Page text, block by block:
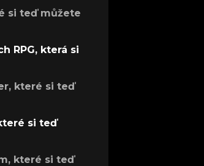
si teď můžete
RPG, která si
které si teď
si teď
které si teď